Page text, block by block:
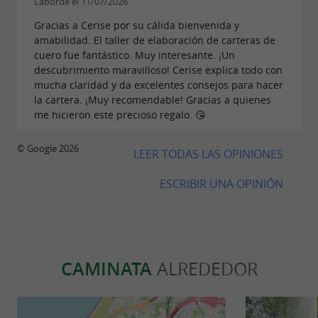
maravillosa de celebrar su aniversario de cuero
conun regalo personalizado,único y
artesanal. Antes de empezar, practicarán con
retazos. Después, Cerise les guiará en cada paso
técnicas,las mejores prácticas y cómo usar
. A medida que trabajen, su
cuero o corcho.
Gracias a Cerise por su cálida bienvenida y
amabilidad. El taller de elaboración de carteras de
cuero fue fantástico. Muy interesante. ¡Un
descubrimiento maravilloso! Cerise explica todo con
mucha claridad y da excelentes consejos para hacer
la cartera. ¡Muy recomendable! Gracias a quienes
me hicieron este precioso regalo. 😘
LEER TODAS LAS OPINIONES
ESCRIBIR UNA OPINIÓN
© Google 2026
CAMINATAALREDEDOR